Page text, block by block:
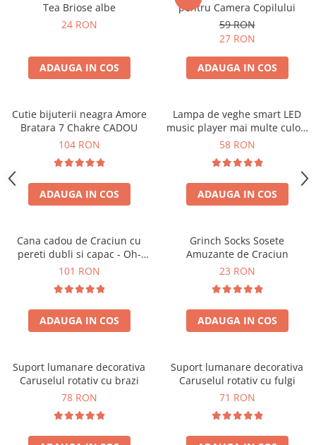
Tea Briose albe
24 RON
ADAUGA IN COS
pentru Camera Copilului
59 RON
27 RON
ADAUGA IN COS
Cutie bijuterii neagra Amore
Bratara 7 Chakre CADOU
104 RON
ADAUGA IN COS
Lampa de veghe smart LED
music player mai multe culori
touch control handsfree
58 RON
ADAUGA IN COS
Cana cadou de Craciun cu
pereti dubli si capac - Oh-
Brad-frumos
101 RON
ADAUGA IN COS
Grinch Socks Sosete
Amuzante de Craciun
23 RON
ADAUGA IN COS
Suport lumanare decorativa
Caruselul rotativ cu brazi
78 RON
Suport lumanare decorativa
Caruselul rotativ cu fulgi
71 RON